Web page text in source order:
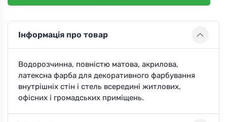
Інформація про товар
Водорозчинна, повністю матова, акрилова,
латексна фарба для декоративного фарбування
внутрішніх стін і стель всередині житлових,
офісних і громадських приміщень.